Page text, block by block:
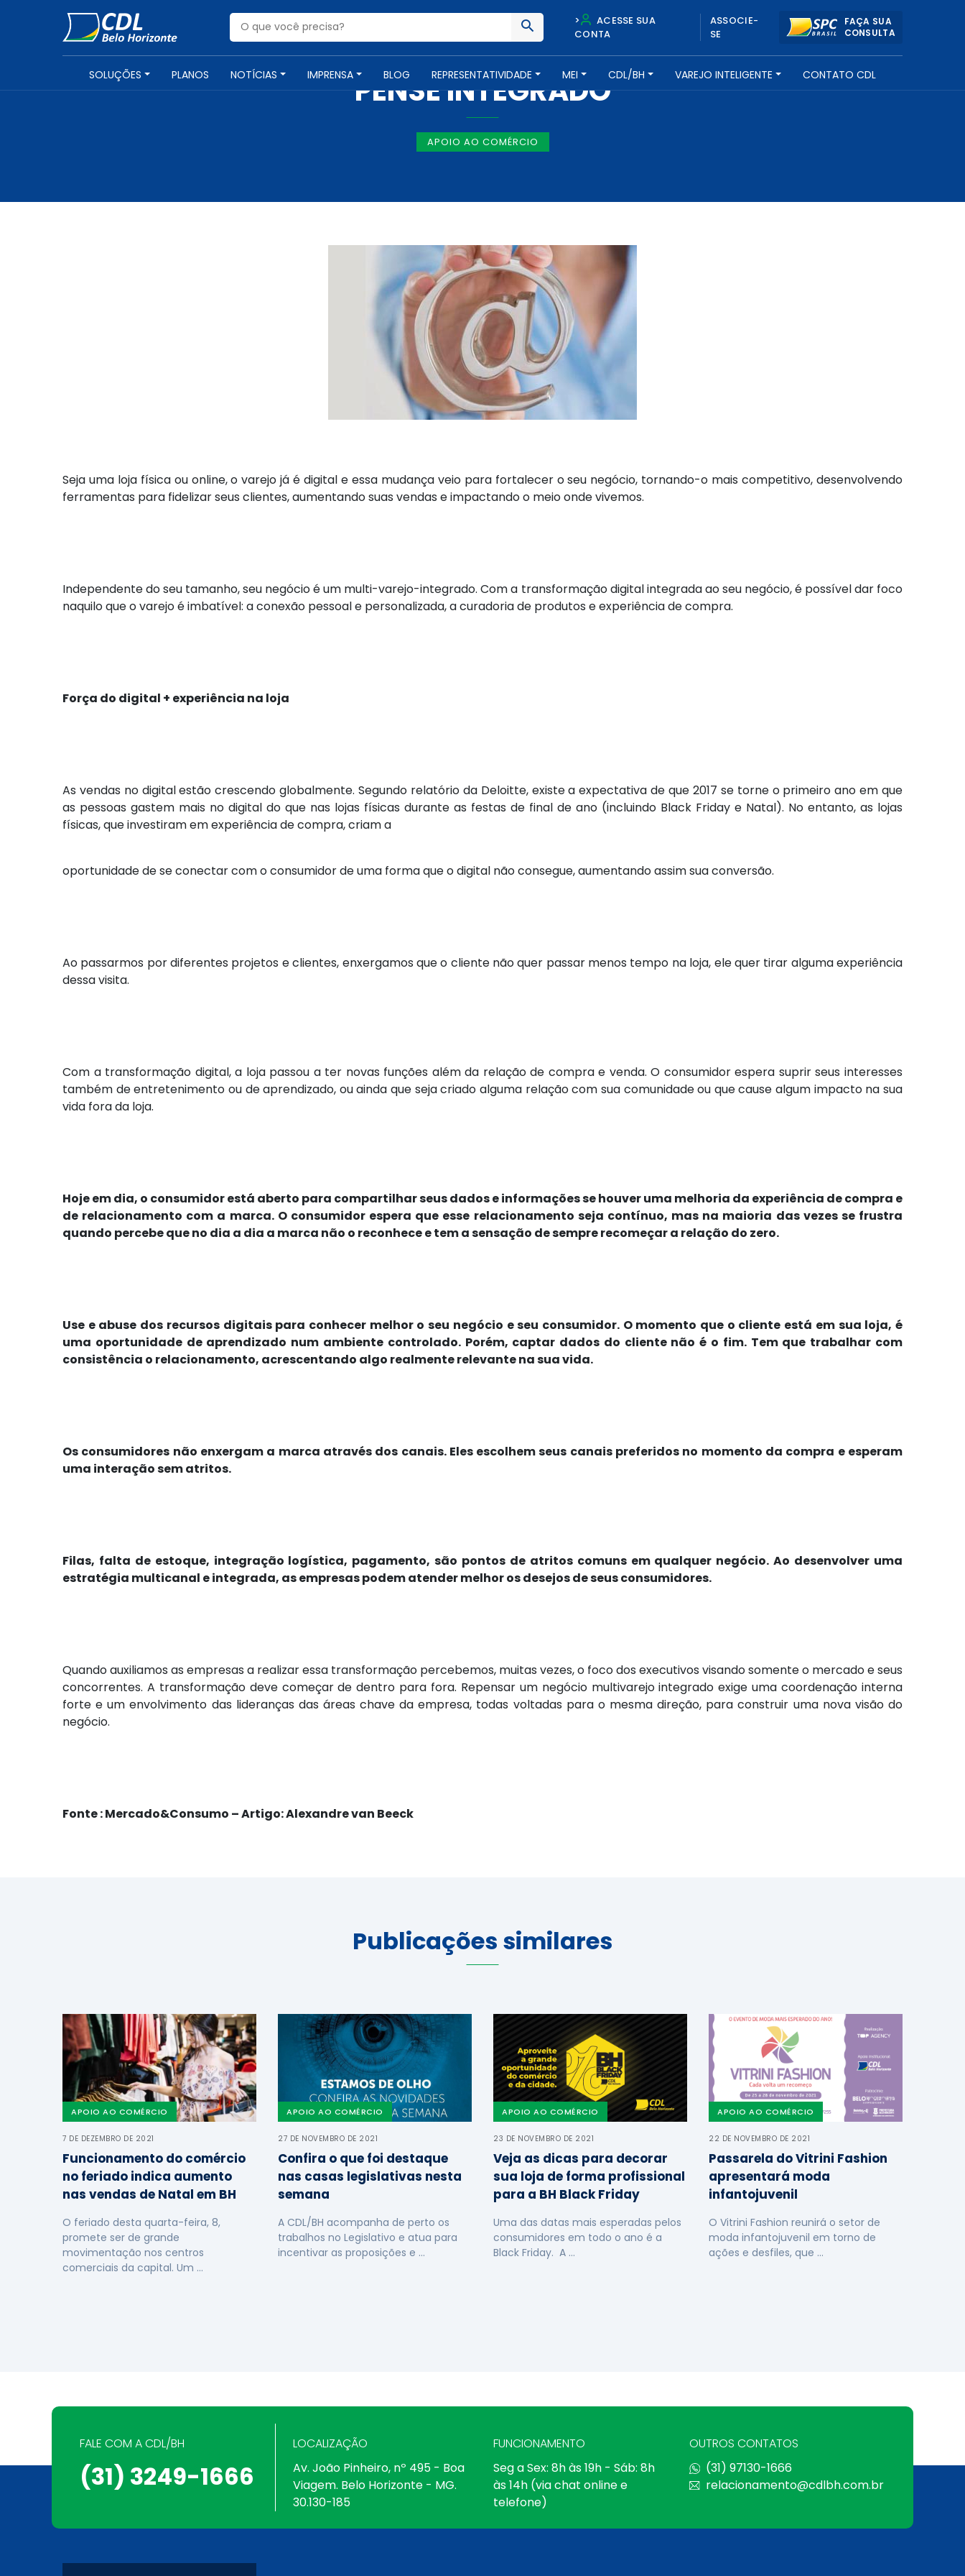
>
ACESSE SUA
CONTA
ASSOCIE-
SE
FAÇA SUA
CONSULTA
SOLUÇÕES PLANOS NOTÍCIAS IMPRENSA BLOG REPRESENTATIVIDADE MEI CDL/BH VAREJO INTELIGENTE CONTATO CDL
NOTÍCIAS -3 DE JANEIRO DE 2018
PENSE INTEGRADO
APOIO AO COMÉRCIO
Seja uma loja física ou online, o varejo já é digital e essa mudança veio para fortalecer o seu negócio, tornando-o mais competitivo, desenvolvendo
ferramentas para fidelizar seus clientes, aumentando suas vendas e impactando o meio onde vivemos.
Independente do seu tamanho, seu negócio é um multi-varejo-integrado. Com a transformação digital integrada ao seu negócio, é possível dar foco
naquilo que o varejo é imbatível: a conexão pessoal e personalizada, a curadoria de produtos e experiência de compra.
Força do digital + experiência na loja
As vendas no digital estão crescendo globalmente. Segundo relatório da Deloitte, existe a expectativa de que 2017 se torne o primeiro ano em que
as pessoas gastem mais no digital do que nas lojas físicas durante as festas de final de ano (incluindo Black Friday e Natal). No entanto, as lojas
físicas, que investiram em experiência de compra, criam a
oportunidade de se conectar com o consumidor de uma forma que o digital não consegue, aumentando assim sua conversão.
Ao passarmos por diferentes projetos e clientes, enxergamos que o cliente não quer passar menos tempo na loja, ele quer tirar alguma experiência
dessa visita.
Com a transformação digital, a loja passou a ter novas funções além da relação de compra e venda. O consumidor espera suprir seus interesses
também de entretenimento ou de aprendizado, ou ainda que seja criado alguma relação com sua comunidade ou que cause algum impacto na sua
vida fora da loja.
Hoje em dia, o consumidor está aberto para compartilhar seus dados e informações se houver uma melhoria da experiência de compra e
de relacionamento com a marca. O consumidor espera que esse relacionamento seja contínuo, mas na maioria das vezes se frustra
quando percebe que no dia a dia a marca não o reconhece e tem a sensação de sempre recomeçar a relação do zero.
Use e abuse dos recursos digitais para conhecer melhor o seu negócio e seu consumidor. O momento que o cliente está em sua loja, é
uma oportunidade de aprendizado num ambiente controlado. Porém, captar dados do cliente não é o fim. Tem que trabalhar com
consistência o relacionamento, acrescentando algo realmente relevante na sua vida.
Os consumidores não enxergam a marca através dos canais. Eles escolhem seus canais preferidos no momento da compra e esperam
uma interação sem atritos.
Filas, falta de estoque, integração logística, pagamento, são pontos de atritos comuns em qualquer negócio. Ao desenvolver uma
estratégia multicanal e integrada, as empresas podem atender melhor os desejos de seus consumidores.
Quando auxiliamos as empresas a realizar essa transformação percebemos, muitas vezes, o foco dos executivos visando somente o mercado e seus
concorrentes. A transformação deve começar de dentro para fora. Repensar um negócio multivarejo integrado exige uma coordenação interna
forte e um envolvimento das lideranças das áreas chave da empresa, todas voltadas para o mesma direção, para construir uma nova visão do
negócio.
Fonte : Mercado&Consumo – Artigo: Alexandre van Beeck
Publicações similares
APOIO AO COMÉRCIO
7 DE DEZEMBRO DE 2021
Funcionamento do comércio
no feriado indica aumento
nas vendas de Natal em BH
O feriado desta quarta-feira, 8,
promete ser de grande
movimentação nos centros
comerciais da capital. Um …
APOIO AO COMÉRCIO
27 DE NOVEMBRO DE 2021
Confira o que foi destaque
nas casas legislativas nesta
semana
A CDL/BH acompanha de perto os
trabalhos no Legislativo e atua para
incentivar as proposições e …
APOIO AO COMÉRCIO
23 DE NOVEMBRO DE 2021
Veja as dicas para decorar
sua loja de forma profissional
para a BH Black Friday
Uma das datas mais esperadas pelos
consumidores em todo o ano é a
Black Friday. A …
APOIO AO COMÉRCIO
22 DE NOVEMBRO DE 2021
Passarela do Vitrini Fashion
apresentará moda
infantojuvenil
O Vitrini Fashion reunirá o setor de
moda infantojuvenil em torno de
ações e desfiles, que …
FALE COM A CDL/BH
(31) 3249-1666
LOCALIZAÇÃO
Av. João Pinheiro, nº 495 - Boa
Viagem. Belo Horizonte - MG.
30.130-185
FUNCIONAMENTO
Seg a Sex: 8h às 19h - Sáb: 8h
às 14h (via chat online e
telefone)
OUTROS CONTATOS
(31) 97130-1666
relacionamento@cdlbh.com.br